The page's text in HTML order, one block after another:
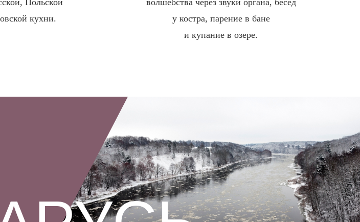
Польской
кухни.
волшебства через звуки органа, бесед
у костра, парение в бане
и купание в озере.